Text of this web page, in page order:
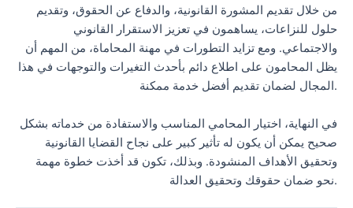
من خلال تقديم المشورة القانونية، والدفاع عن الحقوق، وتقديم
حلول للنزاعات، يساهمون في تعزيز الاستقرار القانوني
والاجتماعي. ومع تزايد التطورات في مهنة المحاماة، من المهم أن
يظل المحامون على اطلاع دائم بأحدث التغيرات والتوجهات في هذا
المجال لضمان تقديم أفضل خدمة ممكنة.
في النهاية، اختيار المحامي المناسب والاستفادة من خدماته بشكل
صحيح يمكن أن يكون له تأثير كبير على نجاح القضايا القانونية
وتحقيق الأهداف المنشودة. وبذلك، تكون قد أخذت خطوة مهمة
نحو ضمان حقوقك وتحقيق العدالة.